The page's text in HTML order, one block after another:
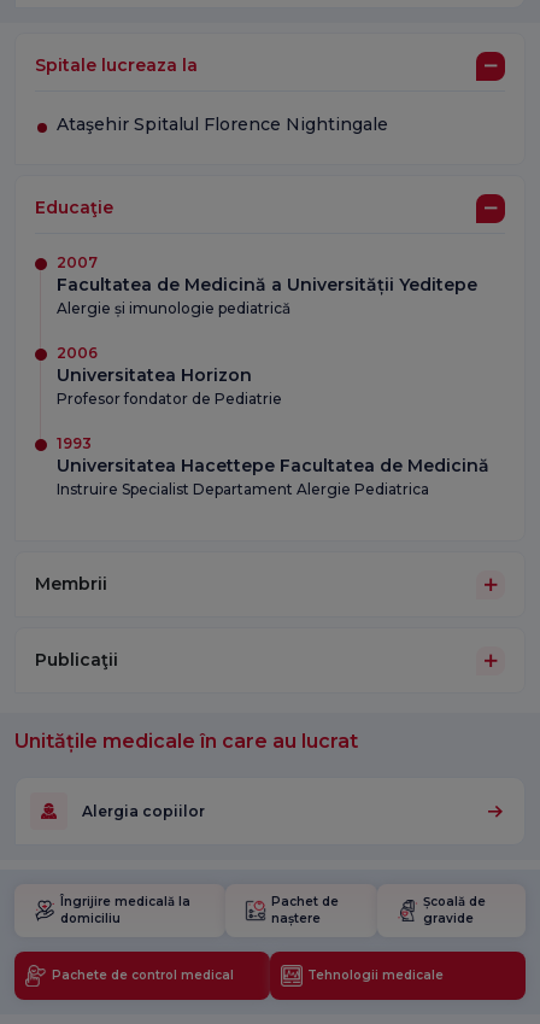
Spitale lucreaza la
Ataşehir Spitalul Florence Nightingale
Educaţie
2007
Facultatea de Medicină a Universității Yeditepe
Alergie și imunologie pediatrică
2006
Universitatea Horizon
Profesor fondator de Pediatrie
1993
Universitatea Hacettepe Facultatea de Medicină
Instruire Specialist Departament Alergie Pediatrica
Membrii
Publicaţii
Unitățile medicale în care au lucrat
Alergia copiilor
Îngrijire medicală la
domiciliu
Pachet de
naștere
Școală de
gravide
Pachete de control medical Tehnologii medicale